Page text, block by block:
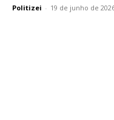
Politizei - 19 de junho de